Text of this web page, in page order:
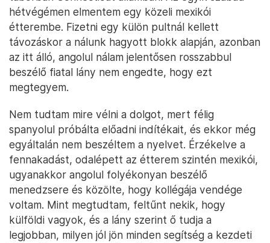
hétvégémen elmentem egy közeli mexikói
étterembe. Fizetni egy külön pultnál kellett
távozáskor a nálunk hagyott blokk alapján, azonban
az itt álló, angolul nálam jelentősen rosszabbul
beszélő fiatal lány nem engedte, hogy ezt
megtegyem.
Nem tudtam mire vélni a dolgot, mert félig
spanyolul próbálta előadni indítékait, és ekkor még
egyáltalán nem beszéltem a nyelvet. Érzékelve a
fennakadást, odalépett az étterem szintén mexikói,
ugyanakkor angolul folyékonyan beszélő
menedzsere és közölte, hogy kollégája vendége
voltam. Mint megtudtam, feltűnt nekik, hogy
külföldi vagyok, és a lány szerint ő tudja a
legjobban, milyen jól jön minden segítség a kezdeti